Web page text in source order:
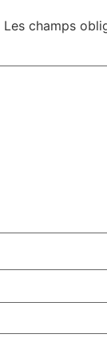
Les champs